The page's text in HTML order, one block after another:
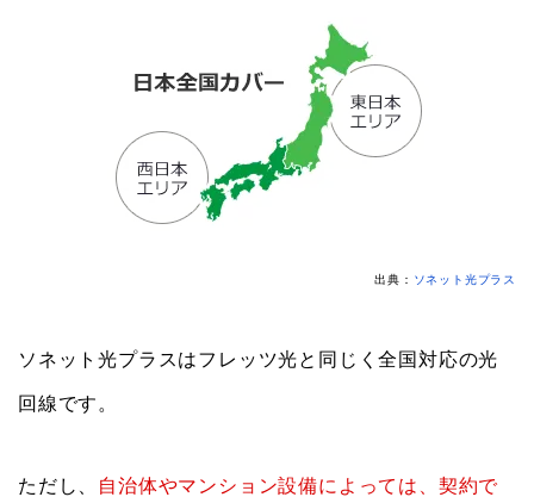
出典： ソネット光プラス
ソネット光プラスはフレッツ光と同じく全国対応の光
回線です。
ただし、 自治体やマンション設備によっては、契約で